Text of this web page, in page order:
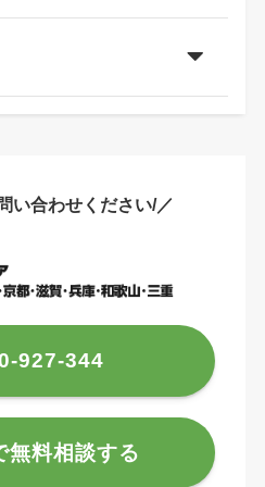
い合わせください/／
927-344
無料相談する